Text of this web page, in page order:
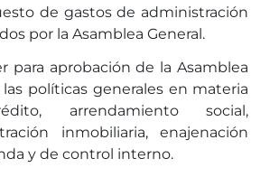
de gastos de administración
por la Asamblea General.
para aprobación de la Asamblea
las políticas generales en materia
arrendamiento social,
inmobiliaria, enajenación
y de control interno.